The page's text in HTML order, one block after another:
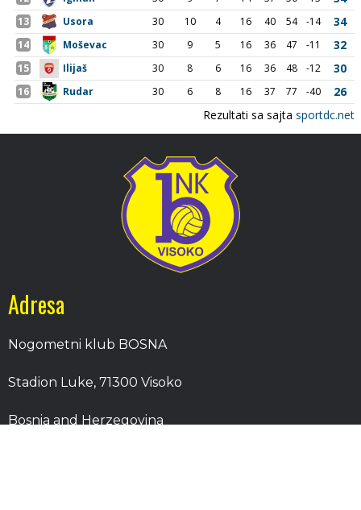
Adresa
Nogometni klub BOSNA
Stadion Luke, 71300 Visoko
Bosnia and Herzegovina